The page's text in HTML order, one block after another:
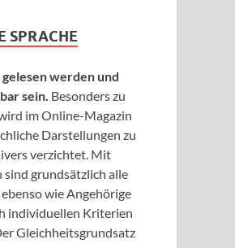
SPRACHE
werden und
sein. Besonders zu
im Online-Magazin
Darstellungen zu
verzichtet. Mit
sind grundsätzlich alle
wie Angehörige
individuellen Kriterien
Gleichheitsgrundsatz